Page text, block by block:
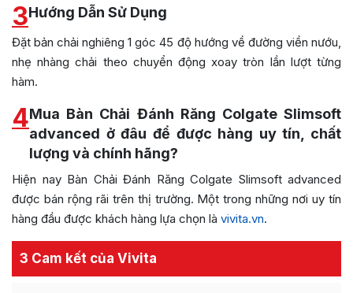
3Hướng Dẫn Sử Dụng
Đặt bản chải nghiêng 1 góc 45 độ hướng về đường viền nướu,
nhẹ nhàng chải theo chuyển động xoay tròn lần lượt từng
hàm.
4Mua Bàn Chải Đánh Răng Colgate Slimsoft
advanced ở đâu để được hàng uy tín, chất
lượng và chính hãng?
Hiện nay Bàn Chải Đánh Răng Colgate Slimsoft advanced
được bán rộng rãi trên thị trường. Một trong những nơi uy tín
hàng đầu được khách hàng lựa chọn là vivita.vn.
3 Cam kết của Vivita